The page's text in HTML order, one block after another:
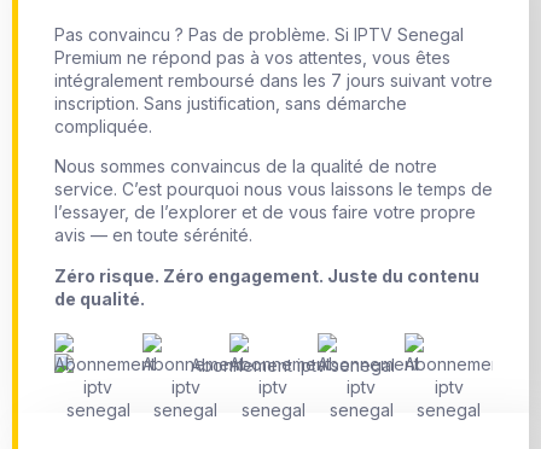
Pas convaincu ? Pas de problème. Si IPTV Senegal
Premium ne répond pas à vos attentes, vous êtes
intégralement remboursé dans les 7 jours suivant votre
inscription. Sans justification, sans démarche
compliquée.
Nous sommes convaincus de la qualité de notre
service. C’est pourquoi nous vous laissons le temps de
l’essayer, de l’explorer et de vous faire votre propre
avis — en toute sérénité.
Zéro risque. Zéro engagement. Juste du contenu
de qualité.